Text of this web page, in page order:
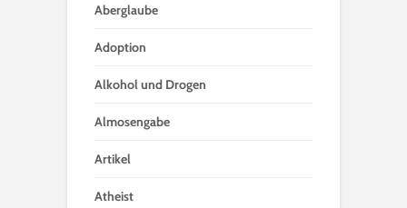
Aberglaube
Adoption
Alkohol und Drogen
Almosengabe
Artikel
Atheist